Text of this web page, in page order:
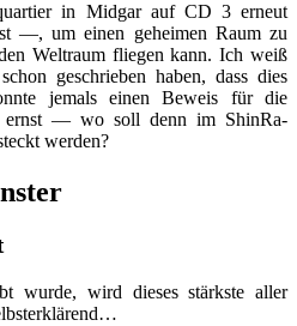
in Midgar auf CD 3 erneut
—, um einen geheimen Raum zu
Weltraum fliegen kann. Ich weiß
geschrieben haben, dass dies
jemals einen Beweis für die
ernst — wo soll denn im ShinRa-
werden?
wurde, wird dieses stärkste aller